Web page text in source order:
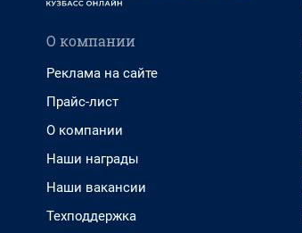
О компании
Реклама на сайте
Прайс-лист
О компании
Наши награды
Наши вакансии
Техподдержка